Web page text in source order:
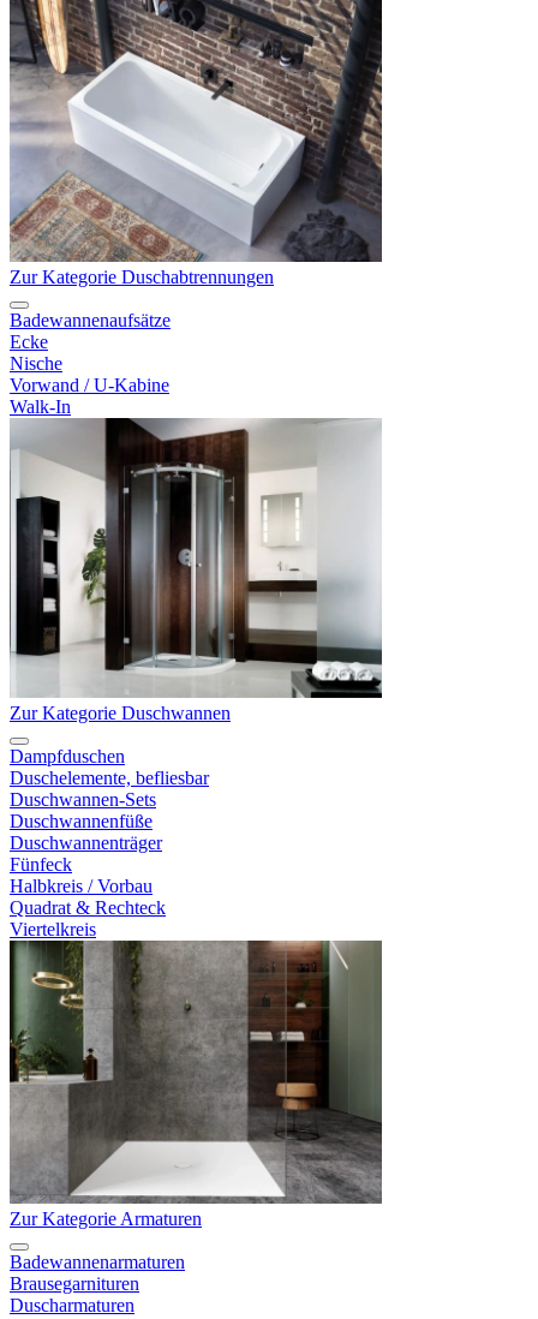
Zur Kategorie Duschabtrennungen
Badewannenaufsätze
Ecke
Nische
Vorwand / U-Kabine
Walk-In
Zur Kategorie Duschwannen
Dampfduschen
Duschelemente, befliesbar
Duschwannen-Sets
Duschwannenfüße
Duschwannenträger
Fünfeck
Halbkreis / Vorbau
Quadrat & Rechteck
Viertelkreis
Zur Kategorie Armaturen
Badewannenarmaturen
Brausegarnituren
Duscharmaturen